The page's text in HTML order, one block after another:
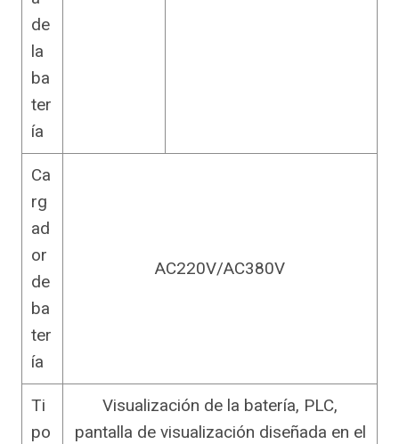
de
la
ba
ter
ía
Ca
rg
ad
or
de
ba
ter
ía
AC220V/AC380V
Ti
po
Visualización de la batería, PLC,
pantalla de visualización diseñada en el